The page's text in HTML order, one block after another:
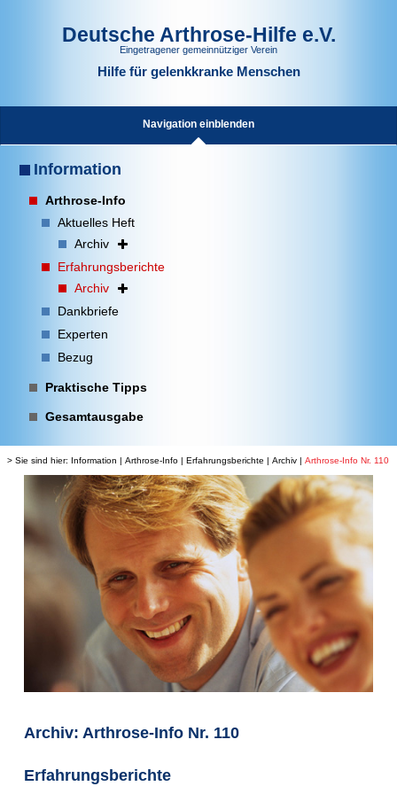
Deutsche Arthrose-Hilfe e.V.
Eingetragener gemeinnütziger Verein
Hilfe für gelenkkranke Menschen
Navigation einblenden
Information
Arthrose-Info
Aktuelles Heft
Archiv
Erfahrungsberichte
Archiv
Dankbriefe
Experten
Bezug
Praktische Tipps
Gesamtausgabe
> Sie sind hier: Information | Arthrose-Info | Erfahrungsberichte | Archiv | Arthrose-Info Nr. 110
Archiv: Arthrose-Info Nr. 110
Erfahrungsberichte